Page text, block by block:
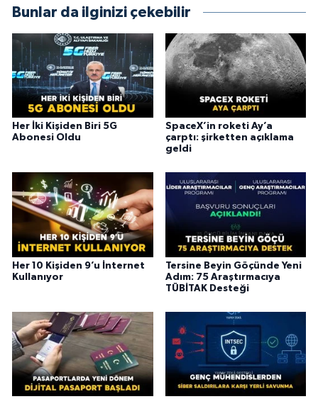
Bunlar da ilginizi çekebilir
Her İki Kişiden Biri 5G
Abonesi Oldu
SpaceX’in roketi Ay’a
çarptı: şirketten açıklama
geldi
Her 10 Kişiden 9’u İnternet
Kullanıyor
Tersine Beyin Göçünde Yeni
Adım: 75 Araştırmacıya
TÜBİTAK Desteği